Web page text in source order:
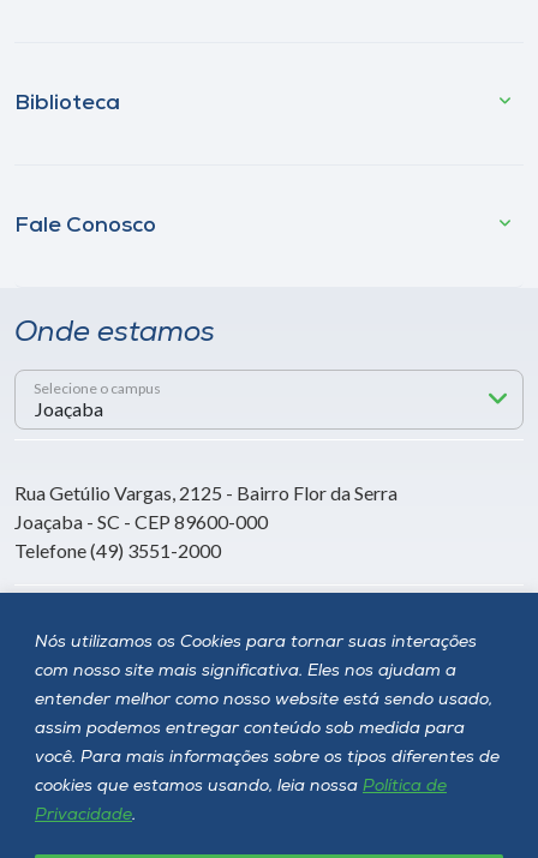
Nós utilizamos os Cookies para tornar suas interações
com nosso site mais significativa. Eles nos ajudam a
entender melhor como nosso website está sendo usado,
assim podemos entregar conteúdo sob medida para
você. Para mais informações sobre os tipos diferentes de
cookies que estamos usando, leia nossa Política de
Privacidade.
Biblioteca
Fale Conosco
Onde estamos
Selecione o campus
Rua Getúlio Vargas, 2125 - Bairro Flor da Serra
Joaçaba - SC - CEP 89600-000
Telefone (49) 3551-2000
Siga a Unoesc